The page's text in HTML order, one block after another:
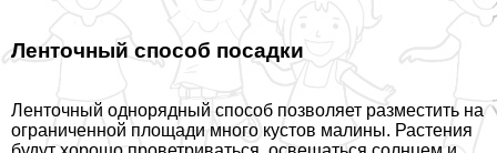
Ленточный способ посадки
Ленточный однорядный способ позволяет разместить на
ограниченной площади много кустов малины. Растения